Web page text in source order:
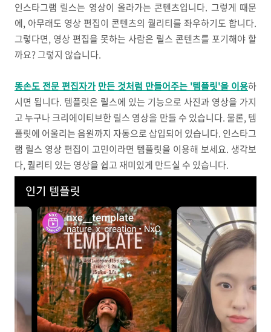
인스타그램 릴스는 영상이 올라가는 콘텐츠입니다. 그렇게 때문
에, 아무래도 영상 편집이 콘텐츠의 퀄리티를 좌우하기도 합니다.
그렇다면, 영상 편집을 못하는 사람은 릴스 콘텐츠를 포기해야 할
까요? 그렇지 않습니다.
똥손도 전문 편집자가 만든 것처럼 만들어주는 '템플릿'을 이용하
시면 됩니다. 템플릿은 릴스에 있는 기능으로 사진과 영상을 가지
고 누구나 크리에이티브한 릴스 영상을 만들 수 있습니다. 물론, 템
플릿에 어울리는 음원까지 자동으로 삽입되어 있습니다. 인스타그
램 릴스 영상 편집이 고민이라면 템플릿을 이용해 보세요. 생각보
다, 퀄리티 있는 영상을 쉽고 재미있게 만드실 수 있습니다.